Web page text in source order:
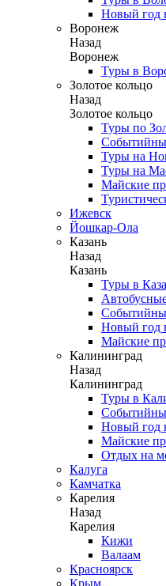
Новый год
Воронеж
Назад
Воронеж
Туры в
Золотое кольцо
Назад
Золотое кольцо
Туры по
Туры на
Туры на
Майские
Ижевск
Йошкар-Ола
Казань
Назад
Казань
Туры в
Новый год
Майские
Калининград
Назад
Калининград
Туры в
Новый год
Майские
Отдых на
Калуга
Камчатка
Карелия
Назад
Карелия
Кижи
Валаам
Красноярск
Крым